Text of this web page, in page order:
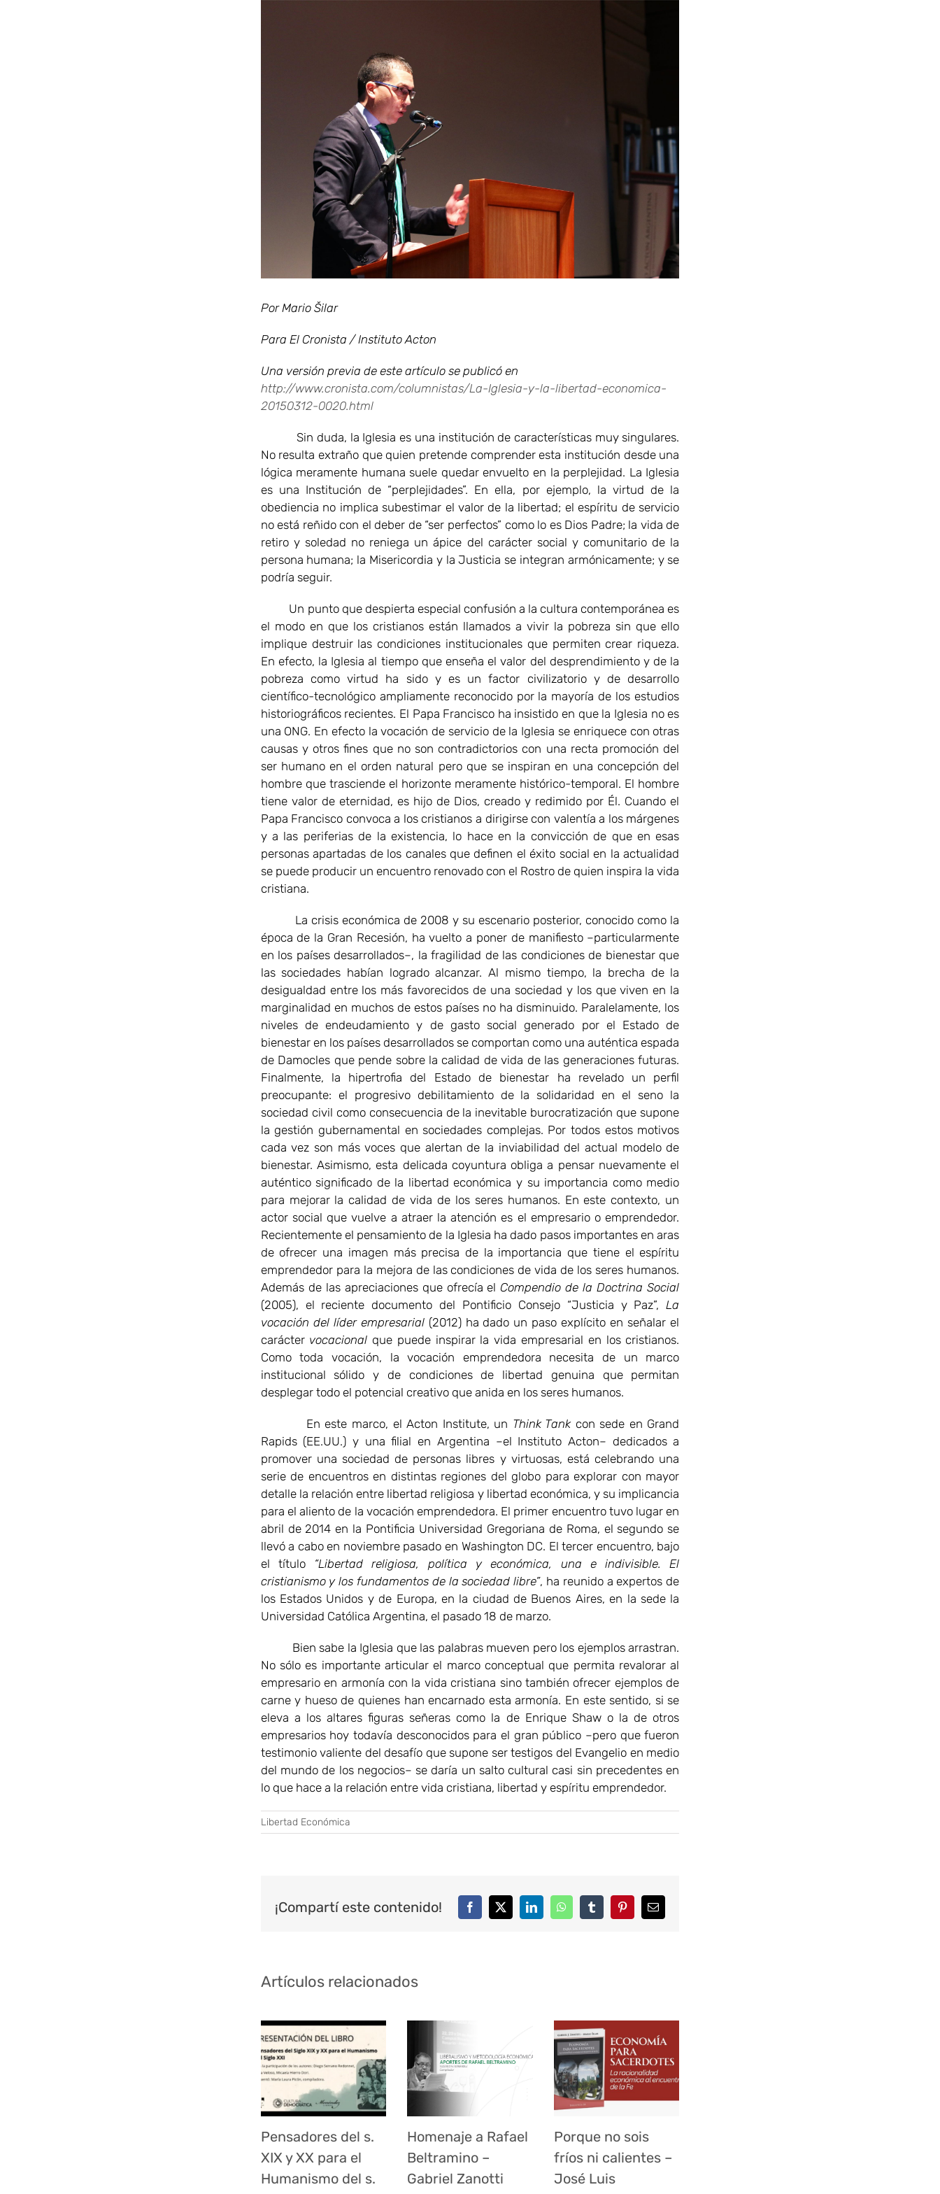
Por Mario Šilar
Para El Cronista / Instituto Acton
Una versión previa de este artículo se publicó en
http://www.cronista.com/columnistas/La-Iglesia-y-la-libertad-economica-
20150312-0020.html
Sin duda, la Iglesia es una institución de características muy singulares.
No resulta extraño que quien pretende comprender esta institución desde una
lógica meramente humana suele quedar envuelto en la perplejidad. La Iglesia
es una Institución de “perplejidades”. En ella, por ejemplo, la virtud de la
obediencia no implica subestimar el valor de la libertad; el espíritu de servicio
no está reñido con el deber de “ser perfectos” como lo es Dios Padre; la vida de
retiro y soledad no reniega un ápice del carácter social y comunitario de la
persona humana; la Misericordia y la Justicia se integran armónicamente; y se
podría seguir.
Un punto que despierta especial confusión a la cultura contemporánea es
el modo en que los cristianos están llamados a vivir la pobreza sin que ello
implique destruir las condiciones institucionales que permiten crear riqueza.
En efecto, la Iglesia al tiempo que enseña el valor del desprendimiento y de la
pobreza como virtud ha sido y es un factor civilizatorio y de desarrollo
científico-tecnológico ampliamente reconocido por la mayoría de los estudios
historiográficos recientes. El Papa Francisco ha insistido en que la Iglesia no es
una ONG. En efecto la vocación de servicio de la Iglesia se enriquece con otras
causas y otros fines que no son contradictorios con una recta promoción del
ser humano en el orden natural pero que se inspiran en una concepción del
hombre que trasciende el horizonte meramente histórico-temporal. El hombre
tiene valor de eternidad, es hijo de Dios, creado y redimido por Él. Cuando el
Papa Francisco convoca a los cristianos a dirigirse con valentía a los márgenes
y a las periferias de la existencia, lo hace en la convicción de que en esas
personas apartadas de los canales que definen el éxito social en la actualidad
se puede producir un encuentro renovado con el Rostro de quien inspira la vida
cristiana.
La crisis económica de 2008 y su escenario posterior, conocido como la
época de la Gran Recesión, ha vuelto a poner de manifiesto –particularmente
en los países desarrollados–, la fragilidad de las condiciones de bienestar que
las sociedades habían logrado alcanzar. Al mismo tiempo, la brecha de la
desigualdad entre los más favorecidos de una sociedad y los que viven en la
marginalidad en muchos de estos países no ha disminuido. Paralelamente, los
niveles de endeudamiento y de gasto social generado por el Estado de
bienestar en los países desarrollados se comportan como una auténtica espada
de Damocles que pende sobre la calidad de vida de las generaciones futuras.
Finalmente, la hipertrofia del Estado de bienestar ha revelado un perfil
preocupante: el progresivo debilitamiento de la solidaridad en el seno la
sociedad civil como consecuencia de la inevitable burocratización que supone
la gestión gubernamental en sociedades complejas. Por todos estos motivos
cada vez son más voces que alertan de la inviabilidad del actual modelo de
bienestar. Asimismo, esta delicada coyuntura obliga a pensar nuevamente el
auténtico significado de la libertad económica y su importancia como medio
para mejorar la calidad de vida de los seres humanos. En este contexto, un
actor social que vuelve a atraer la atención es el empresario o emprendedor.
Recientemente el pensamiento de la Iglesia ha dado pasos importantes en aras
de ofrecer una imagen más precisa de la importancia que tiene el espíritu
emprendedor para la mejora de las condiciones de vida de los seres humanos.
Además de las apreciaciones que ofrecía el Compendio de la Doctrina Social
(2005), el reciente documento del Pontificio Consejo “Justicia y Paz”,La
vocación del líder empresarial(2012) ha dado un paso explícito en señalar el
carácter vocacional que puede inspirar la vida empresarial en los cristianos.
Como toda vocación, la vocación emprendedora necesita de un marco
institucional sólido y de condiciones de libertad genuina que permitan
desplegar todo el potencial creativo que anida en los seres humanos.
En este marco, el Acton Institute, un Think Tankcon sede en Grand
Rapids (EE.UU.) y una filial en Argentina –el Instituto Acton– dedicados a
promover una sociedad de personas libres y virtuosas, está celebrando una
serie de encuentros en distintas regiones del globo para explorar con mayor
detalle la relación entre libertad religiosa y libertad económica, y su implicancia
para el aliento de la vocación emprendedora. El primer encuentro tuvo lugar en
abril de 2014 en la Pontificia Universidad Gregoriana de Roma, el segundo se
llevó a cabo en noviembre pasado en Washington DC. El tercer encuentro, bajo
el título “Libertad religiosa, política y económica, una e indivisible. El
cristianismo y los fundamentos de la sociedad libre”, ha reunido a expertos de
los Estados Unidos y de Europa, en la ciudad de Buenos Aires, en la sede la
Universidad Católica Argentina, el pasado 18 de marzo.
Bien sabe la Iglesia que las palabras mueven pero los ejemplos arrastran.
No sólo es importante articular el marco conceptual que permita revalorar al
empresario en armonía con la vida cristiana sino también ofrecer ejemplos de
carne y hueso de quienes han encarnado esta armonía. En este sentido, si se
eleva a los altares figuras señeras como la de Enrique Shaw o la de otros
empresarios hoy todavía desconocidos para el gran público –pero que fueron
testimonio valiente del desafío que supone ser testigos del Evangelio en medio
del mundo de los negocios– se daría un salto cultural casi sin precedentes en
lo que hace a la relación entre vida cristiana, libertad y espíritu emprendedor.
Libertad Económica
¡Compartí este contenido! FacebookTwitterLinkedInWhatsAppTumblrPinterestCorreo
electrónico
Artículos relacionados
Pensadores del s.
XIX y XX para el
Humanismo del s.
Homenaje a Rafael
Beltramino –
Gabriel Zanotti
Porque no sois
fríos ni calientes –
José Luis